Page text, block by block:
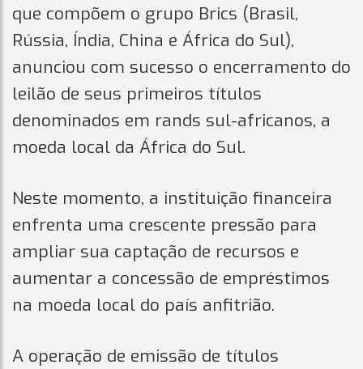
que compõem o grupo Brics (Brasil,
Rússia, Índia, China e África do Sul),
anunciou com sucesso o encerramento do
leilão de seus primeiros títulos
denominados em rands sul-africanos, a
moeda local da África do Sul.
Neste momento, a instituição financeira
enfrenta uma crescente pressão para
ampliar sua captação de recursos e
aumentar a concessão de empréstimos
na moeda local do país anfitrião.
A operação de emissão de títulos